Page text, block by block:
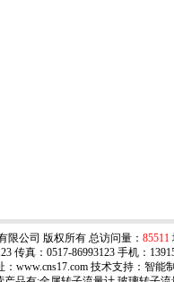
限公司 版权所有 总访问量： 85511
传真：0517-86993123 手机：
www.cns17.com 技术支持：智能